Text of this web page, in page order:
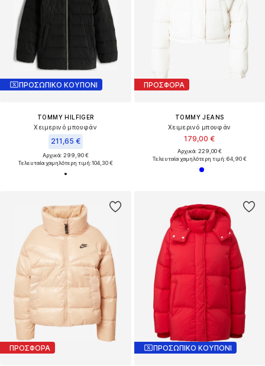
ΠΡΟΣΩΠΙΚΟ ΚΟΥΠΟΝΙ
TOMMY HILFIGER
Χειμερινό μπουφάν
211,65 €
Αρχικά: 299,90 €
Τελευταία χαμηλότερη τιμή:104,30 €
ΠΡΟΣΦΟΡΑ
TOMMY JEANS
Χειμερινό μπουφάν
179,00 €
Αρχικά: 229,00 €
Τελευταία χαμηλότερη τιμή:64,90 €
ΠΡΟΣΦΟΡΑ ΠΡΟΣΩΠΙΚΟ ΚΟΥΠΟΝΙ